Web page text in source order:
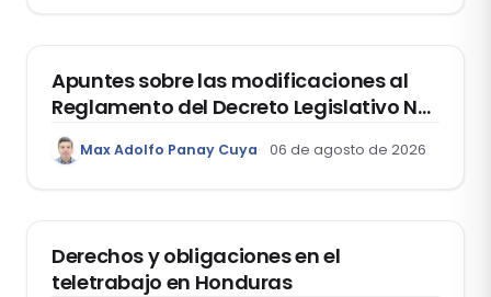
Apuntes sobre las modificaciones al
Reglamento del Decreto Legislativo Nº
1400, que aprueba el Régimen de
Garantía Mobiliaria
Max Adolfo Panay Cuya 06 de agosto de 2026
Derechos y obligaciones en el
teletrabajo en Honduras